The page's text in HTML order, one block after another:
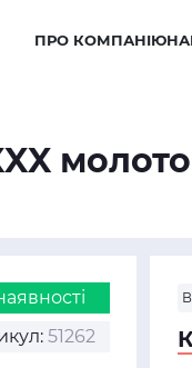
ПРО КОМПАНІЮ
51262